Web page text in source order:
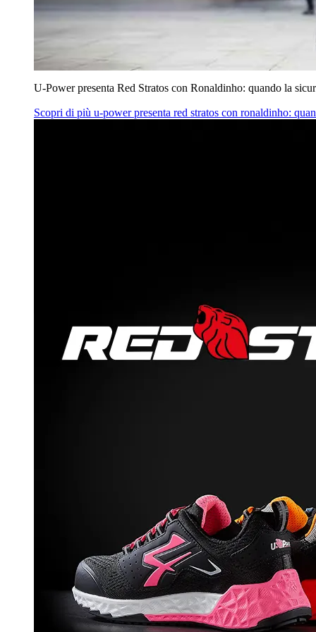
U‑Power presenta Red Stratos con Ronaldinho: quando la
Scopri di più u‑power presenta red stratos con ronaldinho: